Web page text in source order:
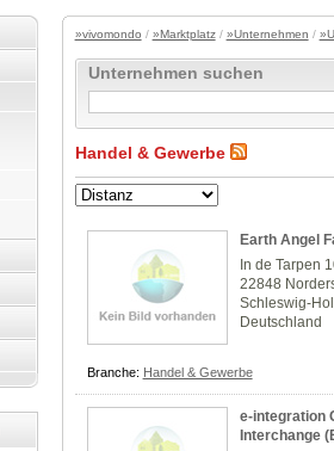
»vivomondo / »Marktplatz/ »Unternehmen /
Unternehmen suchen
Handel & Gewerbe
Earth Angel
In de Tarpen
22848
Schleswig-
Deutschland
Branche: Handel & Gewerbe
e-integration
Interchange